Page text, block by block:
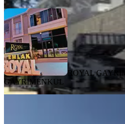
ROYAL
GAYRİMENKUL